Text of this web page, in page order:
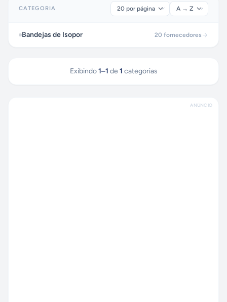
CATEGORIA
Bandejas de Isopor 20 fornecedores
Exibindo 1–1 de 1 categorias
ANÚNCIO